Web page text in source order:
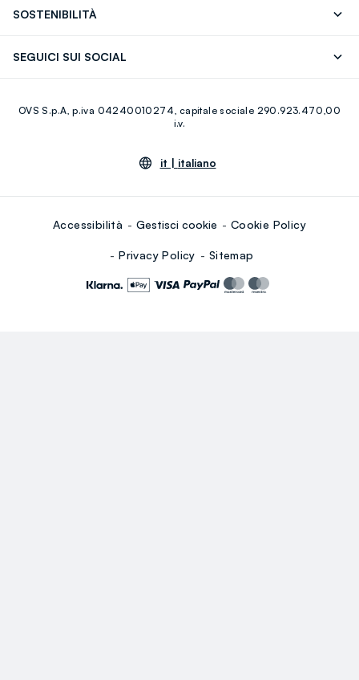
Giftcard
SOSTENIBILITÀ
SEGUICI SUI SOCIAL
Youtube Linkedin
OVS S.p.A, p.iva 04240010274, capitale sociale 290.923.470,00
i.v.
it | italiano
Accessibilità Gestisci cookie Cookie Policy
Privacy Policy Sitemap